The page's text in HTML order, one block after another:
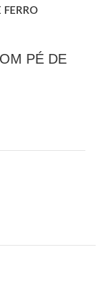
FERRO
PÉ DE